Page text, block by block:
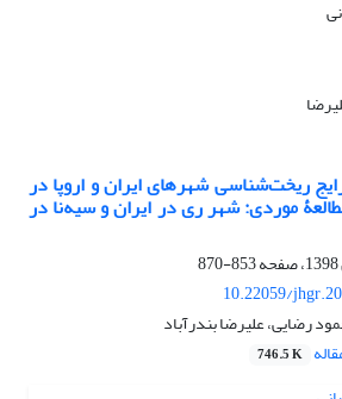
ریخت‏‌شناسی شهرهای ایران و اروپا در
موردی: شهر ری در ایران و سیه‌نا در
853-870
10.22059/
رضایی، علیرضا بندرآباد
746.5 K